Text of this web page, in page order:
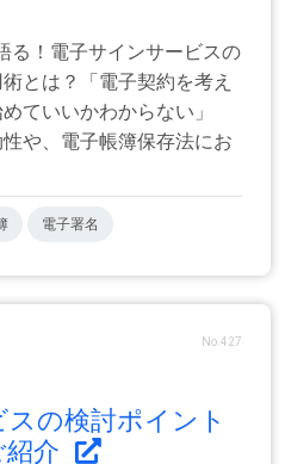
る！電子サインサービスの
とは？「電子契約を考え
ていいかわからない」
性や、電子帳簿保存法にお
電子署名
No.427
の検討ポイント
紹介